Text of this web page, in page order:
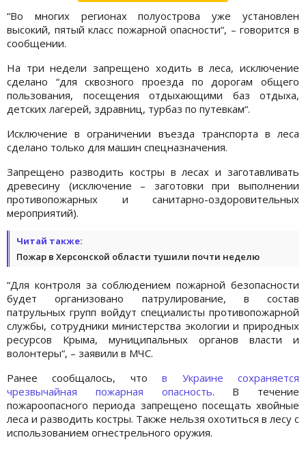
“Во многих регионах полуострова уже установлен
высокий, пятый класс пожарной опасности“, – говорится в
сообщении.
На три недели запрещено ходить в леса, исключение
сделано “для сквозного проезда по дорогам общего
пользования, посещения отдыхающими баз отдыха,
детских лагерей, здравниц, турбаз по путевкам“.
Исключение в ограничении въезда транспорта в леса
сделано только для машин спецназначения.
Запрещено разводить костры в лесах и заготавливать
древесину (исключение – заготовки при выполнении
противопожарных и санитарно-оздоровительных
мероприятий).
Читай также:
Пожар в Херсонской области тушили почти неделю
“Для контроля за соблюдением пожарной безопасности
будет организовано патрулирование, в состав
патрульных групп войдут специалисты противопожарной
службы, сотрудники министерства экологии и природных
ресурсов Крыма, муниципальных органов власти и
волонтеры“, – заявили в МЧС.
Ранее сообщалось, чтов Украине сохраняется
чрезвычайная пожарная опасность. В течение
пожароопасного периода запрещено посещать хвойные
леса и разводить костры. Также нельзя охотиться в лесу с
использованием огнестрельного оружия.